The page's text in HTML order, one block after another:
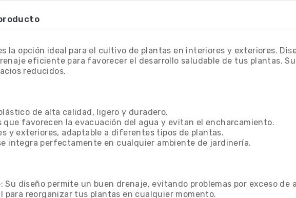
es la opción ideal para el cultivo de plantas en interiores y exteriores.
eficiente para favorecer el desarrollo saludable de tus plantas.
reducidos.
de alta calidad, ligero y duradero.
favorecen la evacuación del agua y evitan el encharcamiento.
y exteriores, adaptable a diferentes tipos de plantas.
integra perfectamente en cualquier ambiente de jardinería.
diseño permite un buen drenaje, evitando problemas por exceso de
reorganizar tus plantas en cualquier momento.